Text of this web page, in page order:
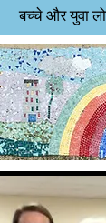
बच्चे और युवा